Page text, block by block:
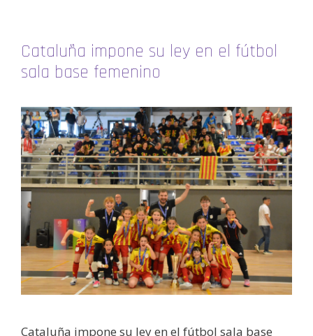
Cataluña impone su ley en el fútbol
sala base femenino
Cataluña impone su ley en el fútbol sala base